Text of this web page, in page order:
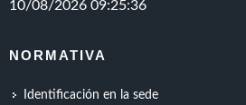
NORMATIVA
Identificación en la sede